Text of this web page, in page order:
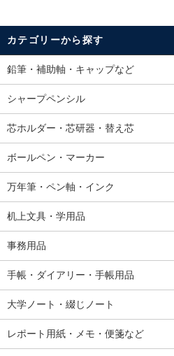
カテゴリーから探す
鉛筆・補助軸・キャップなど
シャープペンシル
芯ホルダー・芯研器・替え芯
ボールペン・マーカー
万年筆・ペン軸・インク
机上文具・学用品
事務用品
手帳・ダイアリー・手帳用品
大学ノート・綴じノート
レポート用紙・メモ・便箋など